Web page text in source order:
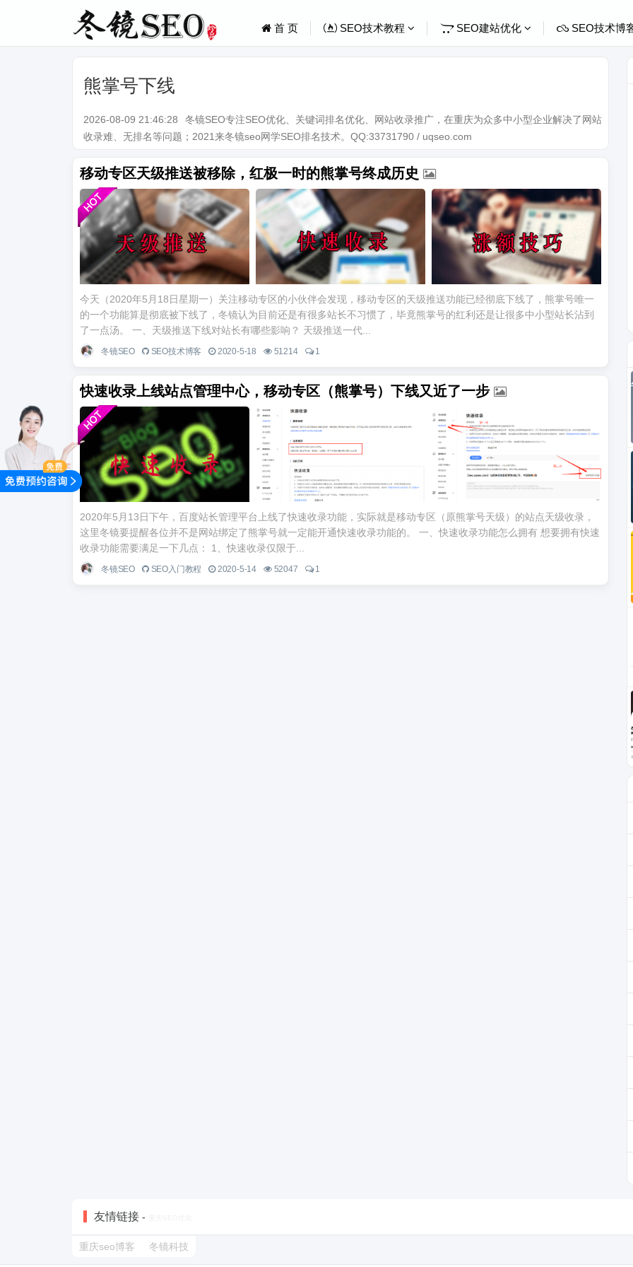
首 页 SEO技术教程 SEO建站优化 SEO技术博
熊掌号下线
2026-08-09 21:46:28
冬镜SEO专注SEO优化、关键词排名优化、网站收录推广，在重庆为众多中小型企业解决了网站
收录难、无排名等问题；2021来冬镜seo网学SEO排名技术。QQ:33731790 / uqseo.com
移动专区天级推送被移除，红极一时的熊掌号终成历史
今天（2020年5月18日星期一）关注移动专区的小伙伴会发现，移动专区的天级推送功能已经彻底下线了，熊掌号唯一
的一个功能算是彻底被下线了，冬镜认为目前还是有很多站长不习惯了，毕竟熊掌号的红利还是让很多中小型站长沾到
了一点汤。 一、天级推送下线对站长有哪些影响？ 天级推送一代...
冬镜SEO SEO技术博客 2020-5-18 51214 1
快速收录上线站点管理中心，移动专区（熊掌号）下线又近了一步
2020年5月13日下午，百度站长管理平台上线了快速收录功能，实际就是移动专区（原熊掌号天级）的站点天级收录，
这里冬镜要提醒各位并不是网站绑定了熊掌号就一定能开通快速收录功能的。 一、快速收录功能怎么拥有 想要拥有快速
收录功能需要满足一下几点： 1、快速收录仅限于...
冬镜SEO SEO入门教程 2020-5-14 52047 1
友情链接 -
重庆seo博客 冬镜科技